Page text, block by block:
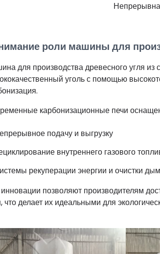
роли машины для
для производства древесного угля из
уголь с помощью
карбонизационные печи
подачу и выгрузку
внутреннего газового
рекуперации энергии и очистки
позволяют производителям
что делает их идеальными для